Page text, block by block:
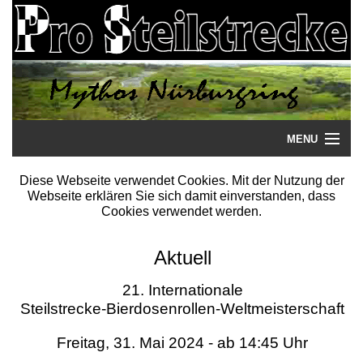
MENU
Startseite
Literatur
Termine
Diese Webseite verwendet Cookies. Mit der Nutzung der
Webseite erklären Sie sich damit einverstanden, dass
Cookies verwendet werden.
Aktuell
21. Internationale
Steilstrecke-Bierdosenrollen-Weltmeisterschaft
Freitag, 31. Mai 2024 - ab 14:45 Uhr